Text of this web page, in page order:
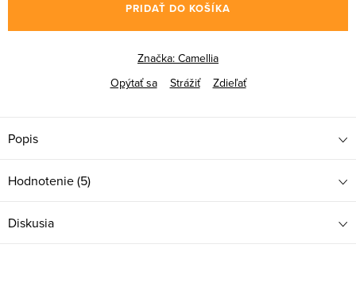
PRIDAŤ DO KOŠÍKA
Značka: Camellia
Opýtať sa
Strážiť Zdieľať
Popis
Hodnotenie (5)
Diskusia